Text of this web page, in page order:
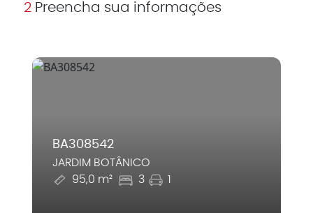
2 Preencha sua informações
BA308542
JARDIM BOTÂNICO
95,0 m²
3 1